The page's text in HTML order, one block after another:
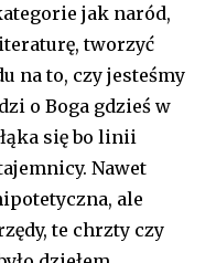
jak naród,
tworzyć
na to, czy jesteśmy
o Boga gdzieś w
się bo linii
Nawet
ale
te chrzty czy